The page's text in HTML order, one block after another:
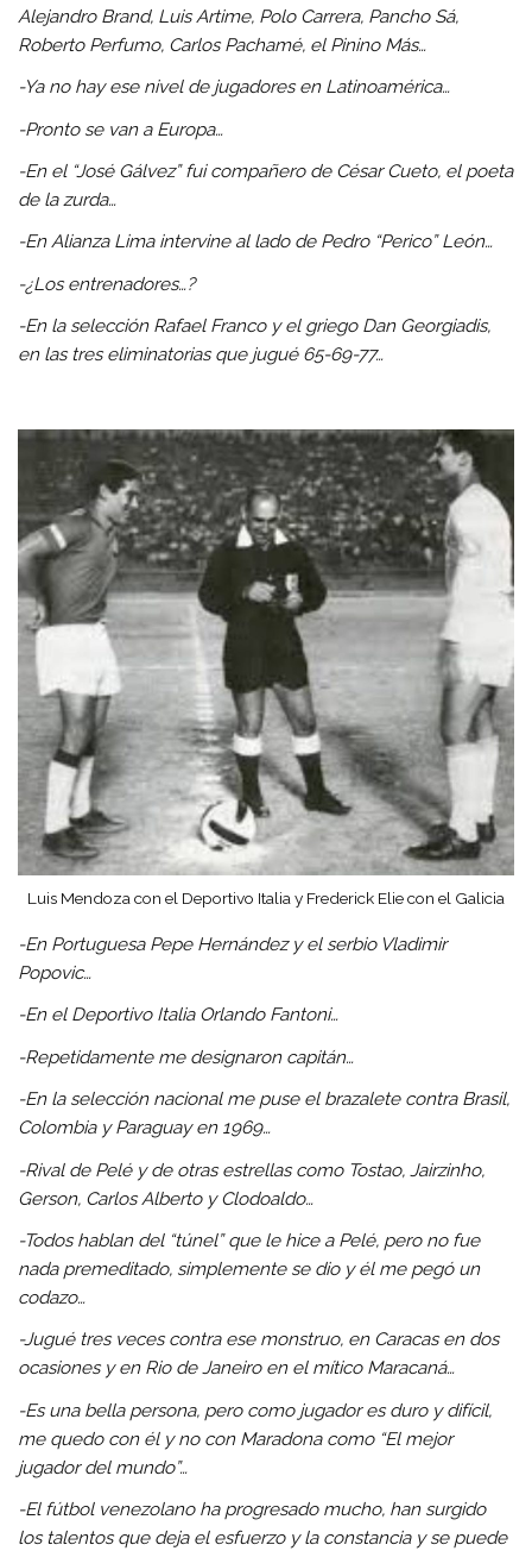
Alejandro Brand, Luis Artime, Polo Carrera, Pancho Sá,
Roberto Perfumo, Carlos Pachamé, el Pinino Más…
-Ya no hay ese nivel de jugadores en Latinoamérica…
-Pronto se van a Europa…
-En el “José Gálvez” fui compañero de César Cueto, el poeta
de la zurda…
-En Alianza Lima intervine al lado de Pedro “Perico” León…
-¿Los entrenadores…?
-En la selección Rafael Franco y el griego Dan Georgiadis,
en las tres eliminatorias que jugué 65-69-77…
Luis Mendoza con el Deportivo Italia y Frederick Elie con el Galicia
-En Portuguesa Pepe Hernández y el serbio Vladimir
Popovic…
-En el Deportivo Italia Orlando Fantoni…
-Repetidamente me designaron capitán…
-En la selección nacional me puse el brazalete contra Brasil,
Colombia y Paraguay en 1969…
-Rival de Pelé y de otras estrellas como Tostao, Jairzinho,
Gerson, Carlos Alberto y Clodoaldo…
-Todos hablan del “túnel” que le hice a Pelé, pero no fue
nada premeditado, simplemente se dio y él me pegó un
codazo…
-Jugué tres veces contra ese monstruo, en Caracas en dos
ocasiones y en Rio de Janeiro en el mítico Maracaná…
-Es una bella persona, pero como jugador es duro y difícil,
me quedo con él y no con Maradona como “El mejor
jugador del mundo”…
-El fútbol venezolano ha progresado mucho, han surgido
los talentos que deja el esfuerzo y la constancia y se puede